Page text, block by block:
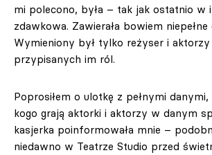
mi polecono, była – tak jak ostatnio w
zdawkowa. Zawierała bowiem niepełne
Wymieniony był tylko reżyser i aktorzy
przypisanych im ról.
Poprosiłem o ulotkę z pełnymi
kogo grają aktorki i aktorzy w danym
kasjerka poinformowała mnie –
niedawno w Teatrze Studio przed